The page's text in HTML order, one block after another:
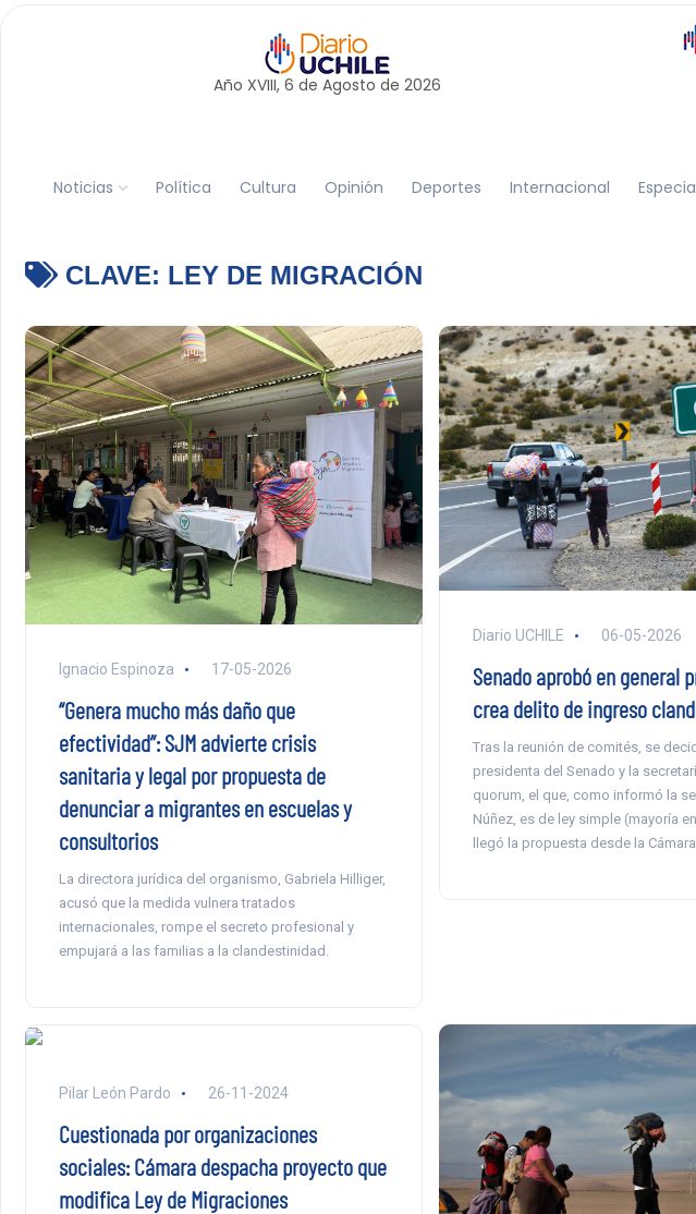
Año XVIII, 6 de Agosto de 2026
Noticias Política Cultura Opinión Deportes Internacional
CLAVE: LEY DE MIGRACIÓN
Ignacio Espinoza 17-05-2026
“Genera mucho más daño que
efectividad”: SJM advierte crisis
sanitaria y legal por propuesta de
denunciar a migrantes en escuelas y
consultorios
La directora jurídica del organismo, Gabriela Hilliger,
acusó que la medida vulnera tratados
internacionales, rompe el secreto profesional y
empujará a las familias a la clandestinidad.
Diario UCHILE 06-05-2026
Senado aprobó en general
crea delito de ingreso
Tras la reunión de comités, se
presidenta del Senado y la
quorum, el que, como informó la
Núñez, es de ley simple (mayoría
llegó la propuesta desde la
Pilar León Pardo 26-11-2024
Cuestionada por organizaciones
sociales: Cámara despacha proyecto que
modifica Ley de Migraciones